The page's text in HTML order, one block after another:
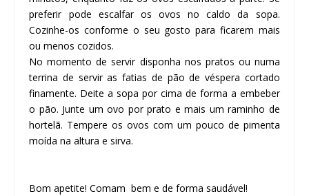
preferir pode escalfar os ovos no caldo da sopa.
Cozinhe-os conforme o seu gosto para ficarem mais
ou menos cozidos.
No momento de servir disponha nos pratos ou numa
terrina de servir as fatias de pão de véspera cortado
finamente. Deite a sopa por cima de forma a embeber
o pão. Junte um ovo por prato e mais um raminho de
hortelã. Tempere os ovos com um pouco de pimenta
moída na altura e sirva.
Bom apetite! Comam bem e de forma saudável!